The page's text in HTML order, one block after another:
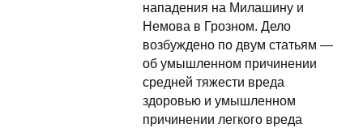
нападения на Милашину и
Немова в Грозном. Дело
возбуждено по двум статьям —
об умышленном причинении
средней тяжести вреда
здоровью и умышленном
причинении легкого вреда